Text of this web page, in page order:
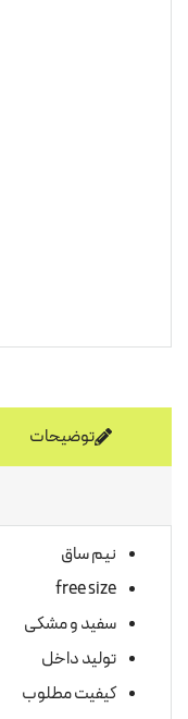
توضیحات
نیم ساق
free size
سفید و مشکی
تولید داخل
کیفیت مطلوب